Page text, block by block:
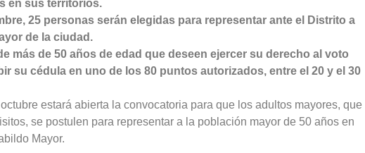
en sus territorios.
25 personas serán elegidas para representar ante el Distrito a
de la ciudad.
más de 50 años de edad que deseen ejercer su derecho al voto
su cédula en uno de los 80 puntos autorizados, entre el 20 y el 30
estará abierta la convocatoria para que los adultos mayores, que
se postulen para representar a la población mayor de 50 años en
Mayor.